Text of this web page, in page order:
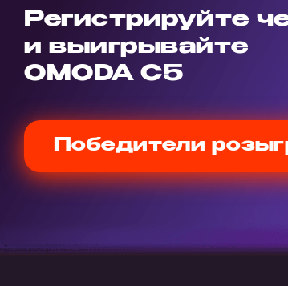
Регистрируйте
и выигрывайте
OMODA C5
Победители